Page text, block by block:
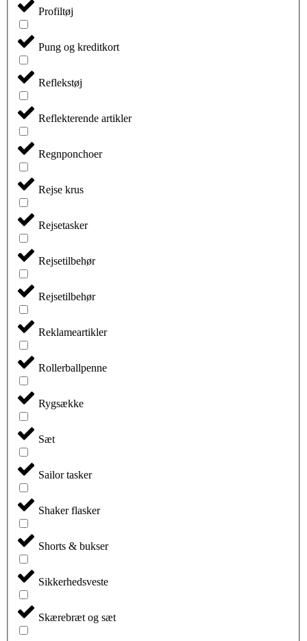
Profiltøj
Pung og kreditkort
Reflekstøj
Reflekterende artikler
Regnponchoer
Rejse krus
Rejsetasker
Rejsetilbehør
Rejsetilbehør
Reklameartikler
Rollerballpenne
Rygsække
Sæt
Sailor tasker
Shaker flasker
Shorts & bukser
Sikkerhedsveste
Skærebræt og sæt